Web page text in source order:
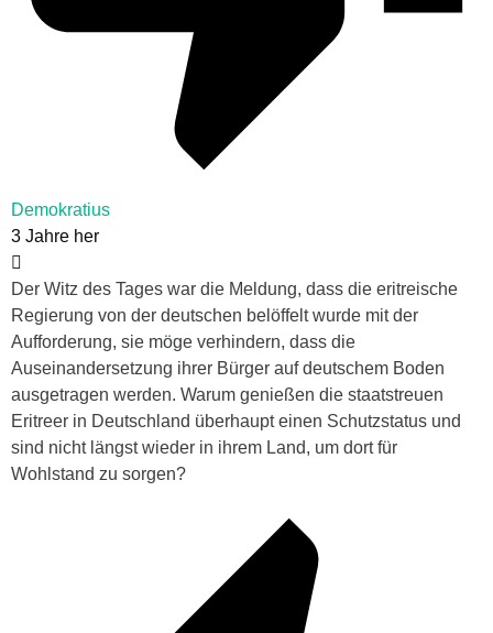
Demokratius
3 Jahre her
Der Witz des Tages war die Meldung, dass die eritreische
Regierung von der deutschen belöffelt wurde mit der
Aufforderung, sie möge verhindern, dass die
Auseinandersetzung ihrer Bürger auf deutschem Boden
ausgetragen werden. Warum genießen die staatstreuen
Eritreer in Deutschland überhaupt einen Schutzstatus und
sind nicht längst wieder in ihrem Land, um dort für
Wohlstand zu sorgen?